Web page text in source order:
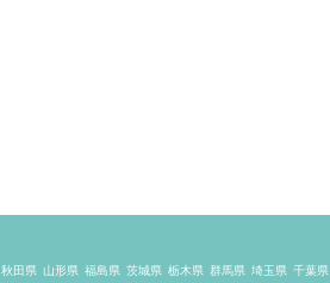
秋田県 山形県 福島県 茨城県 栃木県 群馬県 埼玉県 千葉県